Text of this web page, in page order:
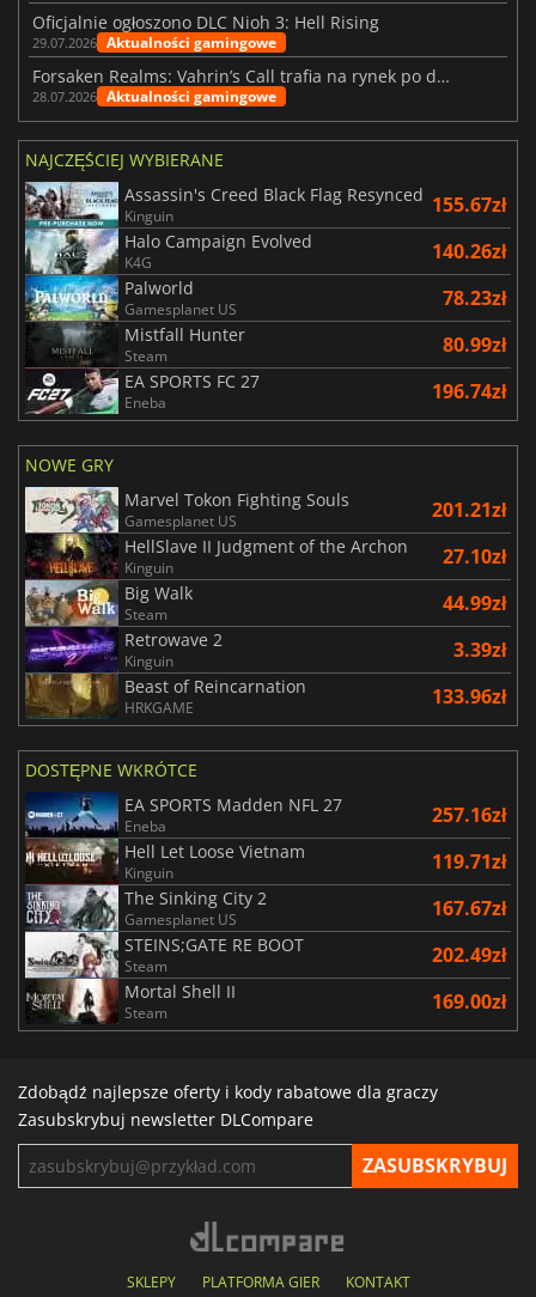
Oficjalnie ogłoszono DLC Nioh 3: Hell Rising
29.07.2026 Aktualności gamingowe
Forsaken Realms: Vahrin’s Call trafia na rynek po dziesięciu latach prac
28.07.2026 Aktualności gamingowe
NAJCZĘŚCIEJ WYBIERANE
Assassin's Creed Black Flag Resynced
Kinguin 155.67zł
Halo Campaign Evolved
K4G 140.26zł
Palworld
Gamesplanet US 78.23zł
Mistfall Hunter
Steam 80.99zł
EA SPORTS FC 27
Eneba 196.74zł
NOWE GRY
Marvel Tokon Fighting Souls
Gamesplanet US 201.21zł
HellSlave II Judgment of the Archon
Kinguin 27.10zł
Big Walk
Steam 44.99zł
Retrowave 2
Kinguin 3.39zł
Beast of Reincarnation
HRKGAME 133.96zł
DOSTĘPNE WKRÓTCE
EA SPORTS Madden NFL 27
Eneba 257.16zł
Hell Let Loose Vietnam
Kinguin 119.71zł
The Sinking City 2
Gamesplanet US 167.67zł
STEINS;GATE RE BOOT
Steam 202.49zł
Mortal Shell II
Steam 169.00zł
Zdobądź najlepsze oferty i kody rabatowe dla graczy
Zasubskrybuj newsletter DLCompare
SKLEPY PLATFORMA GIER KONTAKT